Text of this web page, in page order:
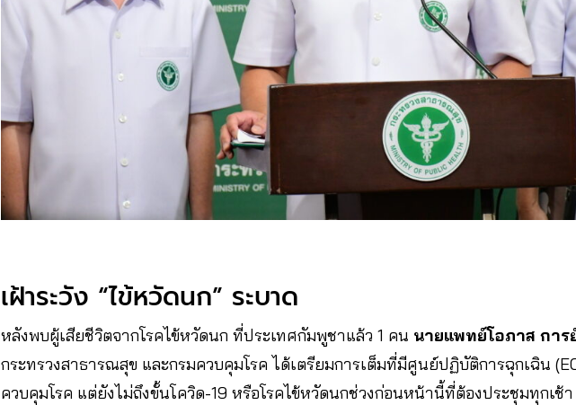
เฝ้าระวัง “ไข้หวัดนก” ระบาด
หลังพบผู้เสียชีวิตจากโรคไข้หวัดนก ที่ประเทศกัมพูชาแล้ว 1 คน นายแพทย์โอภาส กา
กระทรวงสาธารณสุข และกรมควบคุมโรค ได้เตรียมการเต็มที่มีศูนย์ปฏิบัติการฉุกเฉิน
ควบคุมโรค แต่ยังไม่ถึงขั้นโควิด-19 หรือโรคไข้หวัดนกช่วงก่อนหน้านี้ที่ต้องประชุมทุกเช้